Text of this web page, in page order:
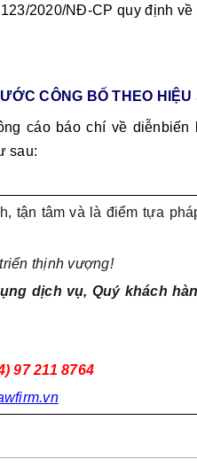
2020/NĐ-CP quy định
CÔNG BỐ THEO
cáo báo chí về diễnbiến
sau:
tận tâm và là điểm tựa
thịnh vượng!
dịch vụ, Quý khách
97 211 8764